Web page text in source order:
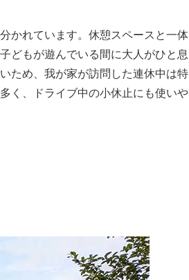
かれています。休憩スペースと一体
どもが遊んでいる間に大人がひと息
ため、我が家が訪問した連休中は特
く、ドライブ中の小休止にも使いや